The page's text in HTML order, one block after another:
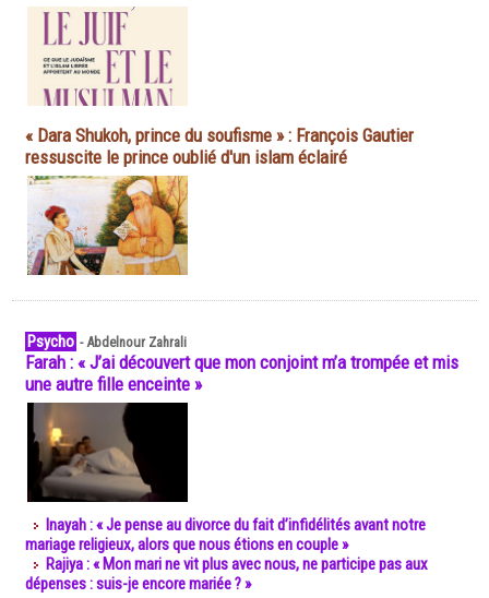
« Dara Shukoh, prince du soufisme » : François Gautier
ressuscite le prince oublié d'un islam éclairé
Psycho -Abdelnour Zahrali
Farah : « J’ai découvert que mon conjoint m’a trompée et mis
une autre fille enceinte »
Inayah : « Je pense au divorce du fait d’infidélités avant notre
mariage religieux, alors que nous étions en couple »
Rajiya : « Mon mari ne vit plus avec nous, ne participe pas aux
dépenses : suis-je encore mariée ? »